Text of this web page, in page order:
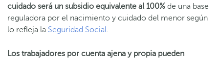
cuidado será un subsidio equivalente al 100% de una base
reguladora por el nacimiento y cuidado del menor según
lo refleja la Seguridad Social.
Los trabajadores por cuenta ajena y propia pueden